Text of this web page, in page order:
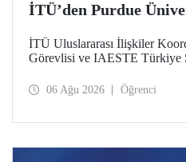
İTÜ’den Purdue
İTÜ Uluslararası İlişkiler
Görevlisi ve IAESTE Türkiye
Temmuz tarihlerinde ABD’de
06 Ağu 2026 Öğrenci